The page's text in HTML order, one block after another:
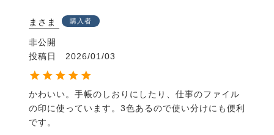
まさま 購入者
非公開
投稿日
2026/01/03
かわいい。手帳のしおりにしたり、仕事のファイル
の印に使っています。3色あるので使い分けにも便利
です。